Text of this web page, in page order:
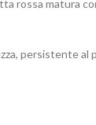
rossa matura
persistente